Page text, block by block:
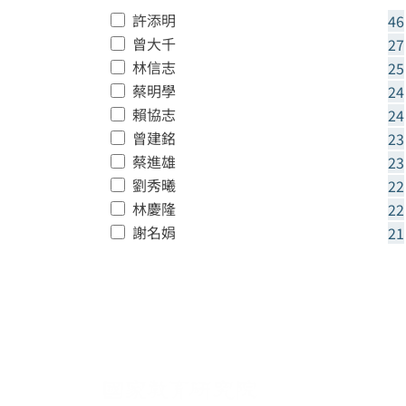
許添明
46
曾大千
27
林信志
25
蔡明學
24
賴協志
24
曾建銘
23
蔡進雄
23
劉秀曦
22
林慶隆
22
謝名娟
21